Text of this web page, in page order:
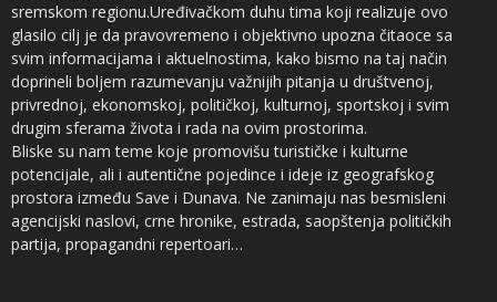
sremskom regionu.Uređivačkom duhu tima koji realizuje ovo
glasilo cilj je da pravovremeno i objektivno upozna čitaoce sa
svim informacijama i aktuelnostima, kako bismo na taj način
doprineli boljem razumevanju važnijih pitanja u društvenoj,
privrednoj, ekonomskoj, političkoj, kulturnoj, sportskoj i svim
drugim sferama života i rada na ovim prostorima.
Bliske su nam teme koje promovišu turističke i kulturne
potencijale, ali i autentične pojedince i ideje iz geografskog
prostora između Save i Dunava. Ne zanimaju nas besmisleni
agencijski naslovi, crne hronike, estrada, saopštenja političkih
partija, propagandni repertoari…